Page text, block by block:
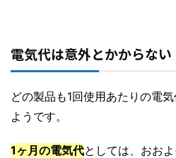
電気代は意外とかからない
どの製品も1回使用あたりの電
ようです。
1ヶ月の電気代としては、おお